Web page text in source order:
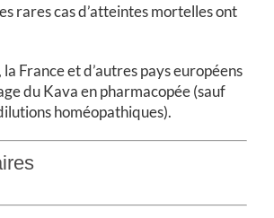
rares cas d’atteintes mortelles ont
France et d’autres pays européens
du Kava en pharmacopée (sauf
homéopathiques).